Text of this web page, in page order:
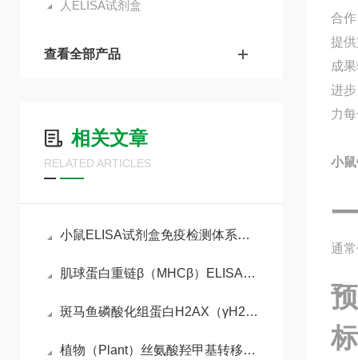
人ELISA试剂盒
查看全部产品
相关文章
RELATED ARTICLES
小鼠ELISA试剂盒免疫检测体系与动物模型实验实操指南
肌球蛋白重链β（MHCβ）ELISA检测试剂盒
斑马鱼磷酸化组蛋白H2AX（γH2AX）ELISA检测试剂盒的工作原理
植物（Plant）丝氨酸羟甲基转移酶（SHMT） ELISA检测试剂盒说明书
合
提
成
进
力
小
通